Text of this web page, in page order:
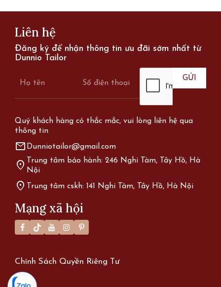
Liên hệ
Đăng ký để nhận thông tin ưu đãi sớm nhất từ
Dunnio Tailor
Quý khách hàng có thắc mắc, vui lòng liên hệ qua
thông tin
mail Dunniotailor@gmail.com
location_on Trung tâm bảo hành: 246 Nghi Tàm, Tây Hồ, Hà
Nội
location_on Trung tâm cskh: 141 Nghi Tàm, Tây Hồ, Hà Nội
Mạng xã hội
Chính Sách Quyền Riêng Tư